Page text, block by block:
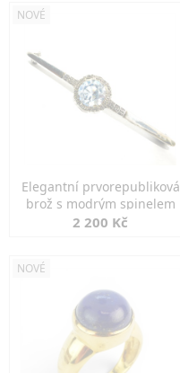
NOVÉ
Elegantní prvorepubliková
brož s modrým spinelem
2 200 Kč
NOVÉ